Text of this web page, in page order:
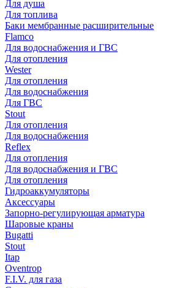
Для душа
Для топлива
Баки мембранные расширительные
Flamco
Для водоснабжения и ГВС
Для отопления
Wester
Для отопления
Для водоснабжения
Для ГВС
Stout
Для отопления
Для водоснабжения
Reflex
Для отопления
Для водоснабжения и ГВС
Для отопления
Гидроаккумуляторы
Аксессуары
Запорно-регулирующая арматура
Шаровые краны
Bugatti
Stout
Itap
Oventrop
F.I.V. для газа